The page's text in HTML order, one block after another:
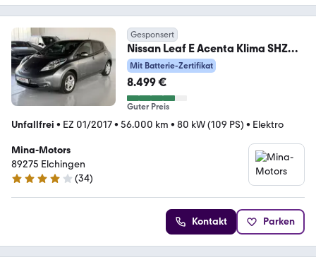
Gesponsert
Nissan Leaf E Acenta Klima SHZ
Kamera SOH
Mit Batterie-Zertifikat
8.499 €
Guter Preis
Unfallfrei • EZ 01/2017• 56.000 km • 80 kW (109 PS) • Elektro
Mina-Motors
89275 Elchingen
4.2 Sterne
(34)
Kontakt Parken